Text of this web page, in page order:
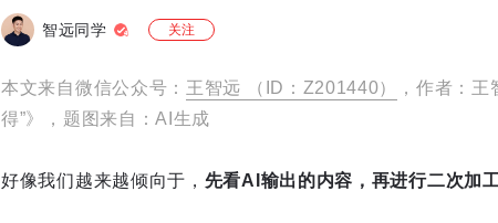
智远同学 关注
本文来自微信公众号： 王智远 （ID：Z201440）
，作者：
得”》，题图来自：AI生成
好像我们越来越倾向于， 先看AI输出的内容，再进行二次加工